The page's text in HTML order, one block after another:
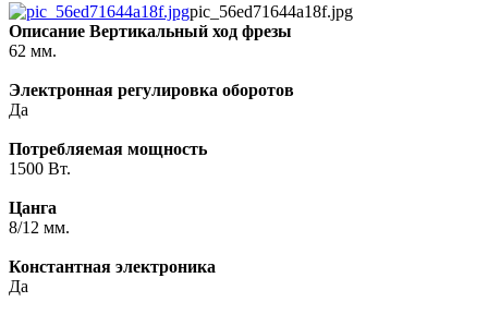
pic_56ed71644a18f.jpg
Описание Вертикальный ход фрезы
62 мм.
Электронная регулировка оборотов
Да
Потребляемая мощность
1500 Вт.
Цанга
8/12 мм.
Константная электроника
Да